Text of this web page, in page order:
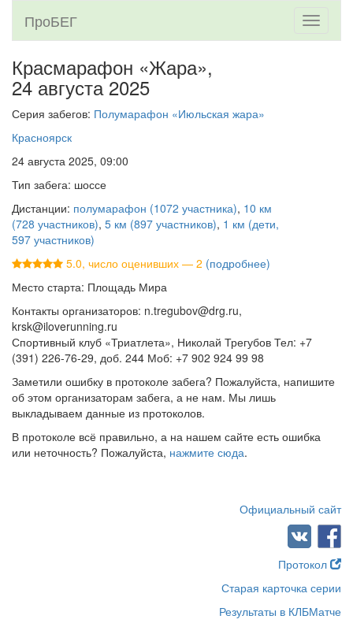
Toggle
ПроБЕГ
Красмарафон «Жара»,
24 августа 2025
Серия забегов: Полумарафон «Июльская жара»
Красноярск
24 августа 2025, 09:00
Тип забега: шоссе
Дистанции: полумарафон (1072 участника), 10 км
(728 участников), 5 км (897 участников), 1 км (дети,
597 участников)
5.0, число оценивших — 2 (подробнее)
Место старта: Площадь Мира
Контакты организаторов: n.tregubov@drg.ru,
krsk@iloverunning.ru
Спортивный клуб «Триатлета», Николай Трегубов Тел: +7
(391) 226-76-29, доб. 244 Моб: +7 902 924 99 98
Заметили ошибку в протоколе забега? Пожалуйста, напишите
об этом организаторам забега, а не нам. Мы лишь
выкладываем данные из протоколов.
В протоколе всё правильно, а на нашем сайте есть ошибка
или неточность? Пожалуйста, нажмите сюда.
Официальный сайт
Протокол
Старая карточка серии
Результаты в КЛБМатче